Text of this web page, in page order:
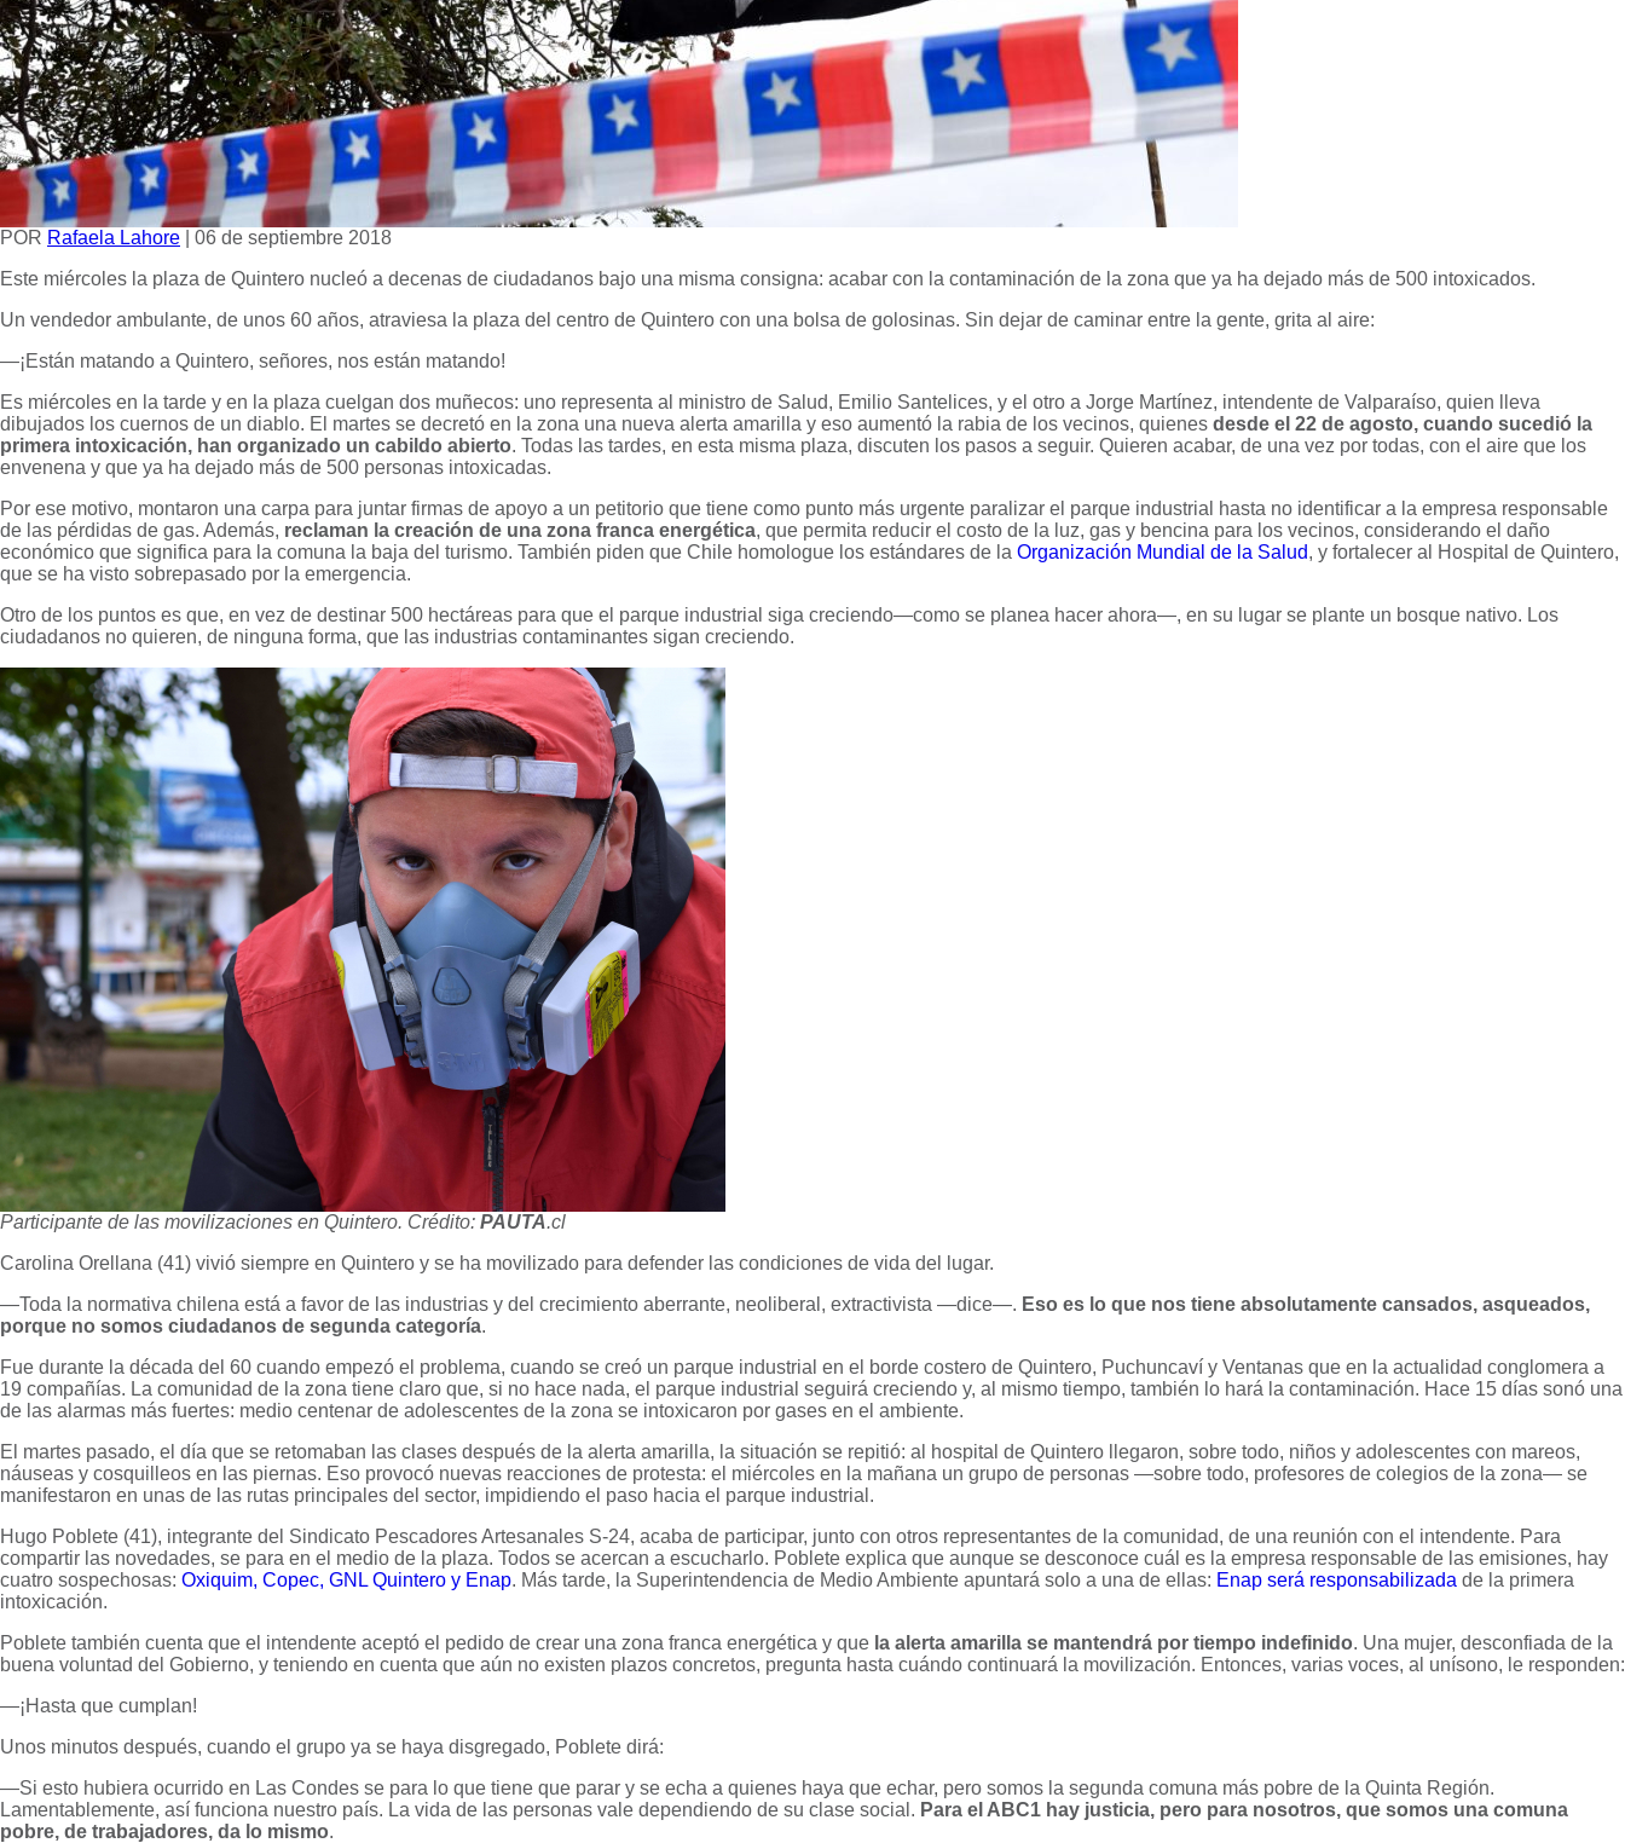
POR Rafaela Lahore
06 de septiembre 2018
Este miércoles la plaza de Quintero nucleó a decenas de ciudadanos bajo una misma consigna: acabar con la contaminación de la zona que ya ha dejado más de 500 intoxicados.
Un vendedor ambulante, de unos 60 años, atraviesa la plaza del centro de Quintero con una bolsa de golosinas. Sin dejar de caminar entre la gente, grita al aire:
—¡Están matando a Quintero, señores, nos están matando!
Es miércoles en la tarde y en la plaza cuelgan dos muñecos: uno representa al ministro de Salud, Emilio Santelices, y el otro a Jorge Martínez, intendente de Valparaíso, quien lleva
dibujados los cuernos de un diablo. El martes se decretó en la zona una nueva alerta amarilla y eso aumentó la rabia de los vecinos, quienes desde el 22 de agosto, cuando sucedió la
primera intoxicación, han organizado un cabildo abierto. Todas las tardes, en esta misma plaza, discuten los pasos a seguir. Quieren acabar, de una vez por todas, con el aire que los
envenena y que ya ha dejado más de 500 personas intoxicadas.
Por ese motivo, montaron una carpa para juntar firmas de apoyo a un petitorio que tiene como punto más urgente paralizar el parque industrial hasta no identificar a la empresa responsable
de las pérdidas de gas. Además, reclaman la creación de una zona franca energética, que permita reducir el costo de la luz, gas y bencina para los vecinos, considerando el daño
económico que significa para la comuna la baja del turismo. También piden que Chile homologue los estándares de la Organización Mundial de la Salud, y fortalecer al Hospital de Quintero,
que se ha visto sobrepasado por la emergencia.
Otro de los puntos es que, en vez de destinar 500 hectáreas para que el parque industrial siga creciendo—como se planea hacer ahora—, en su lugar se plante un bosque nativo. Los
ciudadanos no quieren, de ninguna forma, que las industrias contaminantes sigan creciendo.
Participante de las movilizaciones en Quintero. Crédito: PAUTA.cl
Carolina Orellana (41) vivió siempre en Quintero y se ha movilizado para defender las condiciones de vida del lugar.
—Toda la normativa chilena está a favor de las industrias y del crecimiento aberrante, neoliberal, extractivista —dice—. Eso es lo que nos tiene absolutamente cansados, asqueados,
porque no somos ciudadanos de segunda categoría.
Fue durante la década del 60 cuando empezó el problema, cuando se creó un parque industrial en el borde costero de Quintero, Puchuncaví y Ventanas que en la actualidad conglomera a
19 compañías. La comunidad de la zona tiene claro que, si no hace nada, el parque industrial seguirá creciendo y, al mismo tiempo, también lo hará la contaminación. Hace 15 días sonó una
de las alarmas más fuertes: medio centenar de adolescentes de la zona se intoxicaron por gases en el ambiente.
El martes pasado, el día que se retomaban las clases después de la alerta amarilla, la situación se repitió: al hospital de Quintero llegaron, sobre todo, niños y adolescentes con mareos,
náuseas y cosquilleos en las piernas. Eso provocó nuevas reacciones de protesta: el miércoles en la mañana un grupo de personas —sobre todo, profesores de colegios de la zona— se
manifestaron en unas de las rutas principales del sector, impidiendo el paso hacia el parque industrial.
Hugo Poblete (41), integrante del Sindicato Pescadores Artesanales S-24, acaba de participar, junto con otros representantes de la comunidad, de una reunión con el intendente. Para
compartir las novedades, se para en el medio de la plaza. Todos se acercan a escucharlo. Poblete explica que aunque se desconoce cuál es la empresa responsable de las emisiones, hay
cuatro sospechosas: Oxiquim, Copec, GNL Quintero y Enap. Más tarde, la Superintendencia de Medio Ambiente apuntará solo a una de ellas: Enap será responsabilizada de la primera
intoxicación.
Poblete también cuenta que el intendente aceptó el pedido de crear una zona franca energética y que la alerta amarilla se mantendrá por tiempo indefinido. Una mujer, desconfiada de la
buena voluntad del Gobierno, y teniendo en cuenta que aún no existen plazos concretos, pregunta hasta cuándo continuará la movilización. Entonces, varias voces, al unísono, le responden:
—¡Hasta que cumplan!
Unos minutos después, cuando el grupo ya se haya disgregado, Poblete dirá:
—Si esto hubiera ocurrido en Las Condes se para lo que tiene que parar y se echa a quienes haya que echar, pero somos la segunda comuna más pobre de la Quinta Región.
Lamentablemente, así funciona nuestro país. La vida de las personas vale dependiendo de su clase social. Para el ABC1 hay justicia, pero para nosotros, que somos una comuna
pobre, de trabajadores, da lo mismo.